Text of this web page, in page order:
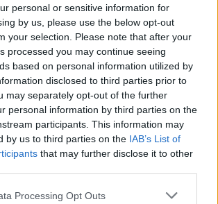
personal or sensitive information for
by us, please use the below opt-out
your selection. Please note that after your
processed you may continue seeing
based on personal information utilized by
disclosed to third parties prior to
may separately opt-out of the further
personal information by third parties on the
participants. This information may
by us to third parties on the IAB’s List of
that may further disclose it to other
this website/app uses one or more Google
Processing Opt Outs
παραδέχεται πως κουβαλά
μέσα της, μπορεί να
από τη μια στιγμή στην άλλη,
δυναμική, με έντονο
παραδίνεται σε Διονυσιακές
που σαρώνει τη σκηνή απ’
της, που χορεύει ασταμάτητα
κόσμου να αγκαλιάσουν τον
ακόμη και να κατεβάσουν τα
της στιγμής.